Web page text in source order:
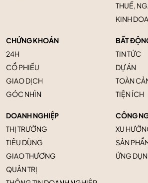
THUẾ,
KINH
CHỨNG KHOÁN
24H
CỔ PHIẾU
GIAO DỊCH
GÓC NHÌN
BẤT
TIN TỨC
DỰ ÁN
TOÀN
TIỆN ÍCH
DOANH NGHIỆP
THỊ TRƯỜNG
TIÊU DÙNG
GIAO THƯƠNG
QUẢN TRỊ
CÔNG
XU
SẢN
ỨNG